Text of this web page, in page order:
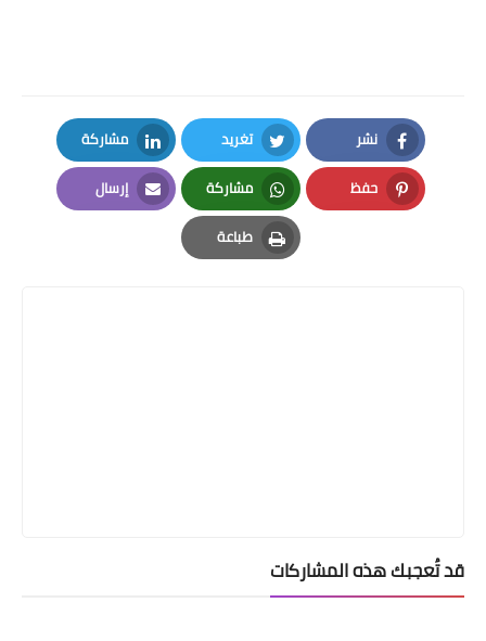
نشر
Facebook
تغريد
Twitter
مشاركة
LinkedIn
حفظ
Pinterest
مشاركة
Whatsapp
إرسال
Email
طباعة
Print
قد تُعجبك هذه المشاركات